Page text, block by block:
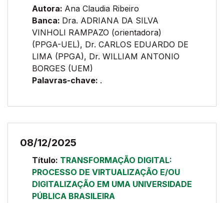
Autora: Ana Claudia Ribeiro
Banca: Dra. ADRIANA DA SILVA
VINHOLI RAMPAZO (orientadora)
(PPGA-UEL), Dr. CARLOS EDUARDO DE
LIMA (PPGA), Dr. WILLIAM ANTONIO
BORGES (UEM)
Palavras-chave: .
08/12/2025
Título: TRANSFORMAÇÃO DIGITAL:
PROCESSO DE VIRTUALIZAÇÃO E/OU
DIGITALIZAÇÃO EM UMA UNIVERSIDADE
PÚBLICA BRASILEIRA